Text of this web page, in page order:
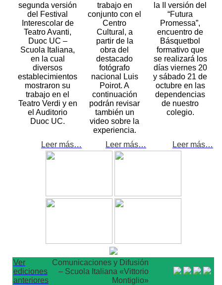
segunda versión
del Festival
Interescolar de
Teatro Avanti,
Duoc UC –
Scuola Italiana,
en la cual
diversos
establecimientos
mostraron su
trabajo en el
Teatro Verdi y en
el Auditorio
Duoc UC.
trabajo en
conjunto con el
Centro
Cultural, a
partir de la
obra del
destacado
fotógrafo
nacional Luis
Poirot. A
continuación
podrán revisar
también un
video sobre la
experiencia.
la II versión del
“Futura
Promessa”,
encuentro de
Básquetbol
formativo que
se realizará los
días viernes 20
y sábado 21 de
octubre en las
dependencias
de nuestro
colegio.
Leer más… Leer más… Leer más…
Ver
ediciones
anteriores
Comunicaciones y Difusión
– Scuola Italiana «Vittorio
Montiglio»